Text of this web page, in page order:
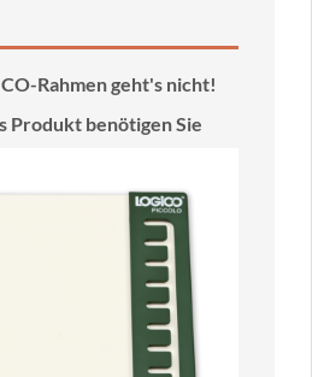
Rahmen geht's nicht!
Produkt benötigen Sie